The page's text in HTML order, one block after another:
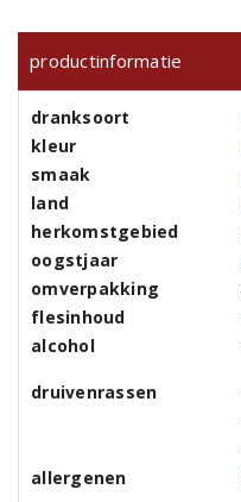
productinformatie
dranksoort
kleur
smaak
land
herkomstgebied
oogstjaar
omverpakking
flesinhoud
alcohol
druivenrassen
allergenen